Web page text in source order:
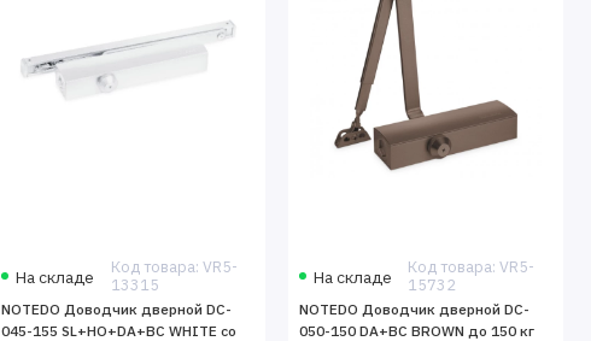
На складе
Код товара: VR5-
13315
NOTEDO Доводчик дверной DC-
045-155 SL+HO+DA+BC WHITE со
На складе
Код товара: VR5-
15732
NOTEDO Доводчик дверной DC-
050-150 DA+BC BROWN до 150 кг